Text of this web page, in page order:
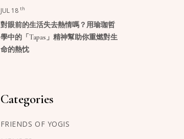
JUL 18 th
對眼前的生活失去熱情嗎？用瑜珈哲
學中的「Tapas」精神幫助你重燃對生
命的熱忱
Categories
FRIENDS OF YOGIS